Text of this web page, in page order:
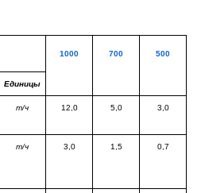
1000 700 500
Единицы
т/ч 12,0 5,0 3,0
т/ч 3,0 1,5 0,7